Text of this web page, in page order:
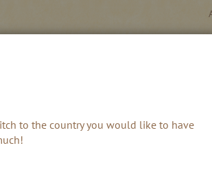
SAISONALES
to the country you would like to have